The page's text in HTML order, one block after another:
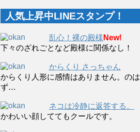
人気上昇中LINEスタンプ！
乱心！裸の殿様 New!
下々のざれごとなど殿様に関係なし！
からくり さっちゃん
からくり人形に感情はありません。のは
ず…
ネコは冷静に返答する。
かわいい顔しててもクールです。